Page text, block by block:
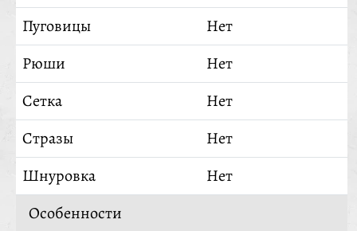
Пуговицы
Нет
Рюши
Нет
Сетка
Нет
Стразы
Нет
Шнуровка
Нет
Особенности